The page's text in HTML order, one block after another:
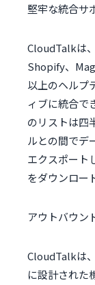
堅牢な統合サ
CloudTalkは
Shopify、
以上のヘルプ
ィブに統合で
のリストは四
ルとの間でデ
エクスポート
をダウンロー
アウトバウン
CloudTalkは
に設計された